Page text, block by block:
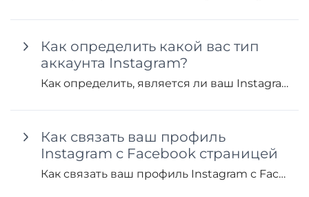
Как определить какой вас тип
аккаунта Instagram?
Как определить, является ли ваш Instagram аккаунт бизнес, авторским или личным
Как связать ваш профиль
Instagram с Facebook страницей
Как связать ваш профиль Instagram с Facebook страницей. Для того чтобы связать ваш профиль Instagram с Facebook страницей, выполните...